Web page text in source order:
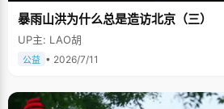
暴雨山洪为什么总是造访北京（三）
UP主: LAO胡
公益 • 2026/7/11